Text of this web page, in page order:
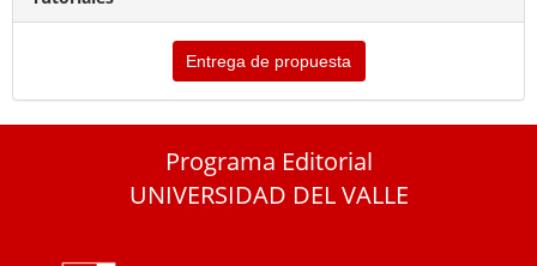
Entrega de propuesta
Programa Editorial
UNIVERSIDAD DEL VALLE